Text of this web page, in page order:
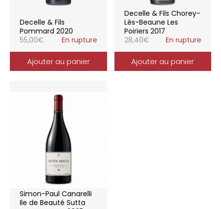
Decelle & Fils
Pommard 2020
55,00€ En rupture
Ajouter au panier
Decelle & Fils Chorey-
Lès-Beaune Les
Poiriers 2017
28,40€ En rupture
Ajouter au panier
Simon-Paul Canarelli
Ile de Beauté Sutta